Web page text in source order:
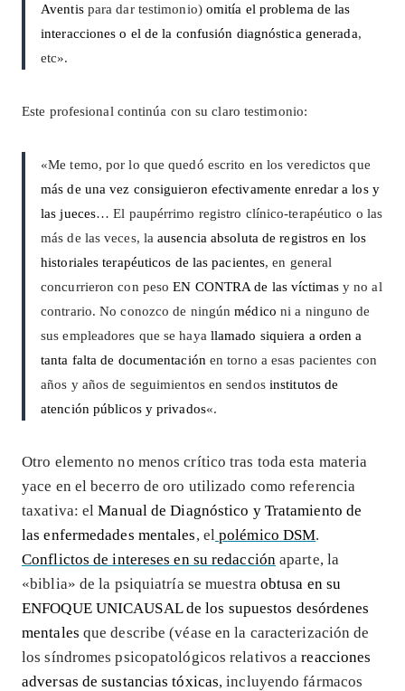
Aventispara dar testimonio) omitía el problema de las
interacciones o el de la confusión diagnóstica generada,
etc».
Este profesional continúa con su claro testimonio:
«Me temo, por lo que quedó escrito en los veredictos que
más de una vez consiguieron efectivamente enredar a los y
las jueces… El paupérrimo registro clínico-terapéutico o las
más de las veces, laausencia absoluta de registros en los
historiales terapéuticos de las pacientes, en general
concurrieron con pesoEN CONTRA de las víctimasy no al
contrario. No conozco de ningúnmédico ni a ninguno de
sus empleadores que se haya llamado siquiera a orden a
tanta falta de documentación en torno a esas pacientes con
años y años de seguimientos en sendos institutos de
atención públicos y privados«.
Otro elemento no menos crítico tras toda esta materia
yace en el becerro de oro utilizado como referencia
taxativa: elManual de Diagnóstico y Tratamiento de
las enfermedades mentales, el polémico DSM.
Conflictos de intereses en su redacción aparte, la
«biblia» de la psiquiatría se muestra obtusa en su
ENFOQUE UNICAUSAL de los supuestos desórdenes
mentales que describe (véase en la caracterización de
los síndromes psicopatológicos relativos areacciones
adversas de sustancias tóxicas, incluyendo fármacos